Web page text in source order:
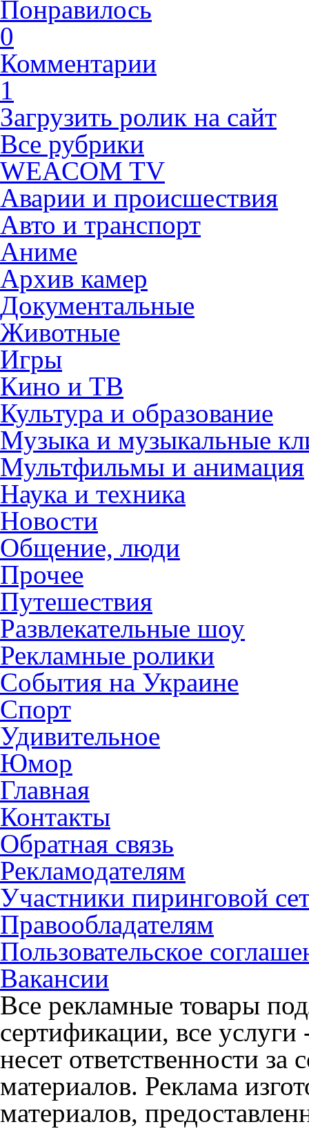
Понравилось
0
Комментарии
1
Загрузить ролик на сайт
Все рубрики
WEACOM TV
Аварии и происшествия
Авто и транспорт
Аниме
Архив камер
Документальные
Животные
Игры
Кино и ТВ
Культура и образование
Музыка и музыкальные
Мультфильмы и анимация
Наука и техника
Новости
Общение, люди
Прочее
Путешествия
Развлекательные шоу
Рекламные ролики
События на Украине
Спорт
Удивительное
Юмор
Главная
Контакты
Обратная связь
Рекламодателям
Участники пиринговой
Правообладателям
Пользовательское
Вакансии
Все рекламные товары
сертификации, все
несет ответственности
материалов. Реклама
материалов,